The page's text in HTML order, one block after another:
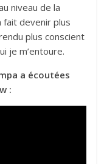
niveau de la
fait devenir plus
plus conscient
je m’entoure.
a écoutées
: